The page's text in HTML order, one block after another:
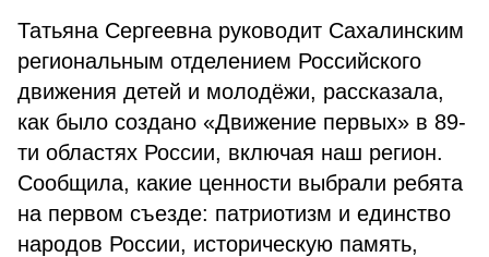
Татьяна Сергеевна руководит Сахалинским
региональным отделением Российского
движения детей и молодёжи, рассказала,
как было создано «Движение первых» в 89-
ти областях России, включая наш регион.
Сообщила, какие ценности выбрали ребята
на первом съезде: патриотизм и единство
народов России, историческую память,